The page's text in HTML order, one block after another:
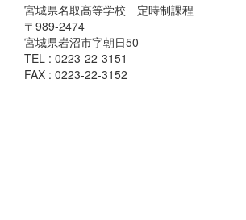
宮城県名取高等学校 定時制課程
〒989-2474
宮城県岩沼市字朝日50
TEL : 0223-22-3151
FAX : 0223-22-3152